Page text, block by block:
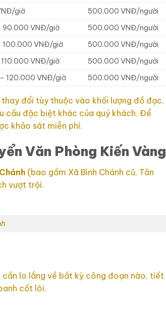
giờ
500.000 VNĐ/người
90.000 VNĐ/giờ
500.000 VNĐ/người
100.000 VNĐ/giờ
500.000 VNĐ/người
VNĐ/giờ
500.000 VNĐ/người
120.000 VNĐ/giờ 500.000 VNĐ/người
đổi tùy thuộc vào khối lượng đồ đạc,
cầu đặc biệt khác của quý khách. Để
khảo sát miễn phí.
Văn Phòng Kiến Vàng
(bao gồm Xã Bình Chánh cũ, Tân
vượt trội.
cần lo lắng về bất kỳ công đoạn nào, tiết
cốt lõi.